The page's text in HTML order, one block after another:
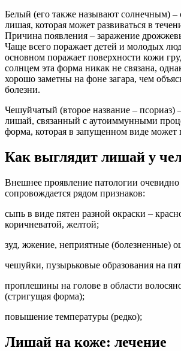
Белый (его также называют солнечным) –
лишая, которая может развиваться в
Причина появления – заражение
Чаще всего поражает детей и молодых
основном поражает поверхности кожи
солнцем эта форма никак не связана,
хорошо заметны на фоне загара, чем
болезни.
Чешуйчатый (второе название –
лишай, связанный с аутоиммунными
форма, которая в запущенном виде может
Как выглядит лишай у
Внешнее проявление патологии
сопровождается рядом признаков:
сыпь в виде пятен разной окраски –
коричневатой, желтой;
зуд, жжение, неприятные (болезненные)
чешуйки, пузырьковые образования на
проплешины на голове в области
(стригущая форма);
повышение температуры (редко);
Лишай на коже: лечение